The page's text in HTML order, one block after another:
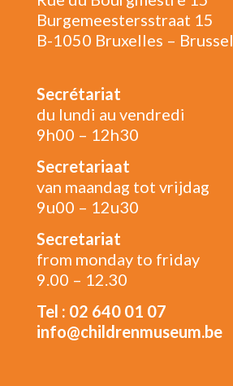
Burgemeestersstraat 15
B-1050 Bruxelles – Brussel
Secrétariat
du lundi au vendredi
9h00 – 12h30
Secretariaat
van maandag tot vrijdag
9u00 – 12u30
Secretariat
from monday to friday
9.00 – 12.30
Tel : 02 640 01 07
info@childrenmuseum.be